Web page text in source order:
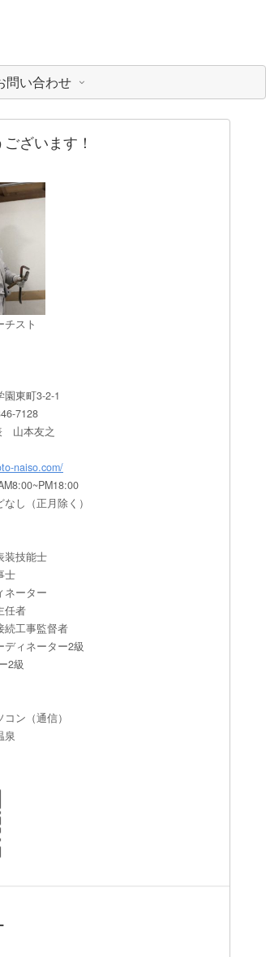
問い合わせ
ざいます！
チスト
東町3-2-1
7128
山本友之
naiso.com/
し（正月除く）
装技能士
士
ネーター
任者
続工事監督者
ディネーター2級
2級
ン（通信）
泉